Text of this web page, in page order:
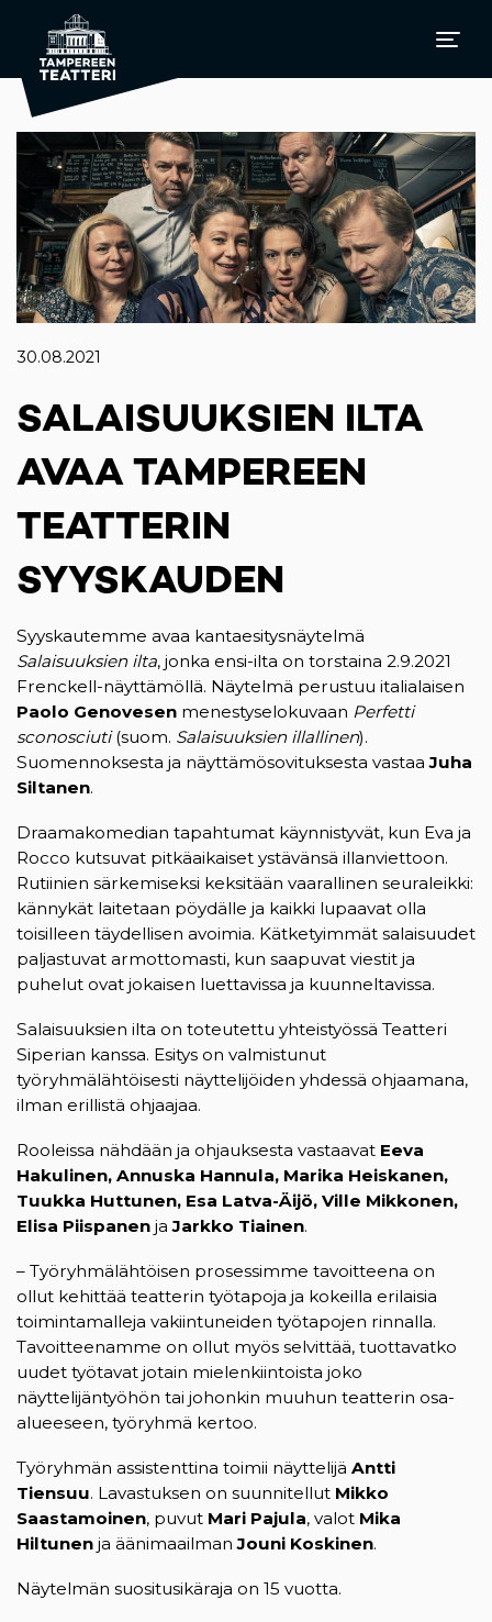
30.08.2021
SALAISUUKSIEN ILTA
AVAA TAMPEREEN
TEATTERIN
SYYSKAUDEN
Syyskautemme avaa kantaesitysnäytelmä
Salaisuuksien ilta, jonka ensi-ilta on torstaina 2.9.2021
Frenckell-näyttämöllä. Näytelmä perustuu italialaisen
Paolo Genovesen menestyselokuvaan Perfetti
sconosciuti(suom. Salaisuuksien illallinen).
Suomennoksesta ja näyttämösovituksesta vastaa Juha
Siltanen.
Draamakomedian tapahtumat käynnistyvät, kun Eva ja
Rocco kutsuvat pitkäaikaiset ystävänsä illanviettoon.
Rutiinien särkemiseksi keksitään vaarallinen seuraleikki:
kännykät laitetaan pöydälle ja kaikki lupaavat olla
toisilleen täydellisen avoimia. Kätketyimmät salaisuudet
paljastuvat armottomasti, kun saapuvat viestit ja
puhelut ovat jokaisen luettavissa ja kuunneltavissa.
Salaisuuksien ilta on toteutettu yhteistyössä Teatteri
Siperian kanssa. Esitys on valmistunut
työryhmälähtöisesti näyttelijöiden yhdessä ohjaamana,
ilman erillistä ohjaajaa.
Rooleissa nähdään ja ohjauksesta vastaavat Eeva
Hakulinen, Annuska Hannula, Marika Heiskanen,
Tuukka Huttunen, Esa Latva-Äijö, Ville Mikkonen,
Elisa Piispanen jaJarkko Tiainen.
– Työryhmälähtöisen prosessimme tavoitteena on
ollut kehittää teatterin työtapoja ja kokeilla erilaisia
toimintamalleja vakiintuneiden työtapojen rinnalla.
Tavoitteenamme on ollut myös selvittää, tuottavatko
uudet työtavat jotain mielenkiintoista joko
näyttelijäntyöhön tai johonkin muuhun teatterin osa-
alueeseen, työryhmä kertoo.
Työryhmän assistenttina toimii näyttelijä Antti
Tiensuu. Lavastuksen on suunnitellut Mikko
Saastamoinen, puvut Mari Pajula, valot Mika
Hiltunen ja äänimaailmanJouni Koskinen.
Näytelmän suositusikäraja on 15 vuotta.